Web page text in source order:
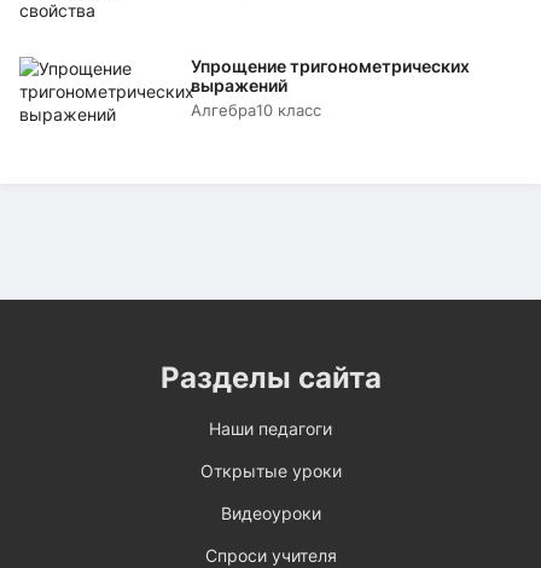
Упрощение тригонометрических
выражений
Алгебра10 класс
Разделы сайта
Наши педагоги
Открытые уроки
Видеоуроки
Спроси учителя